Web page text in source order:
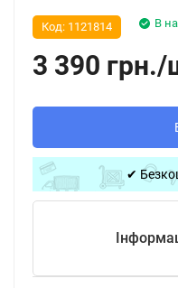
В
Код: 1121814
3 390 грн./
✔